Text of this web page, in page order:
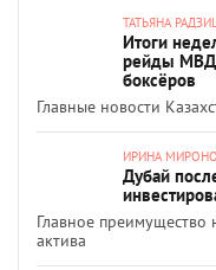
ТАТЬЯНА
Итоги
рейды
боксёров
Главные новости
ИРИНА
Дубай
Главное преимущество
актива